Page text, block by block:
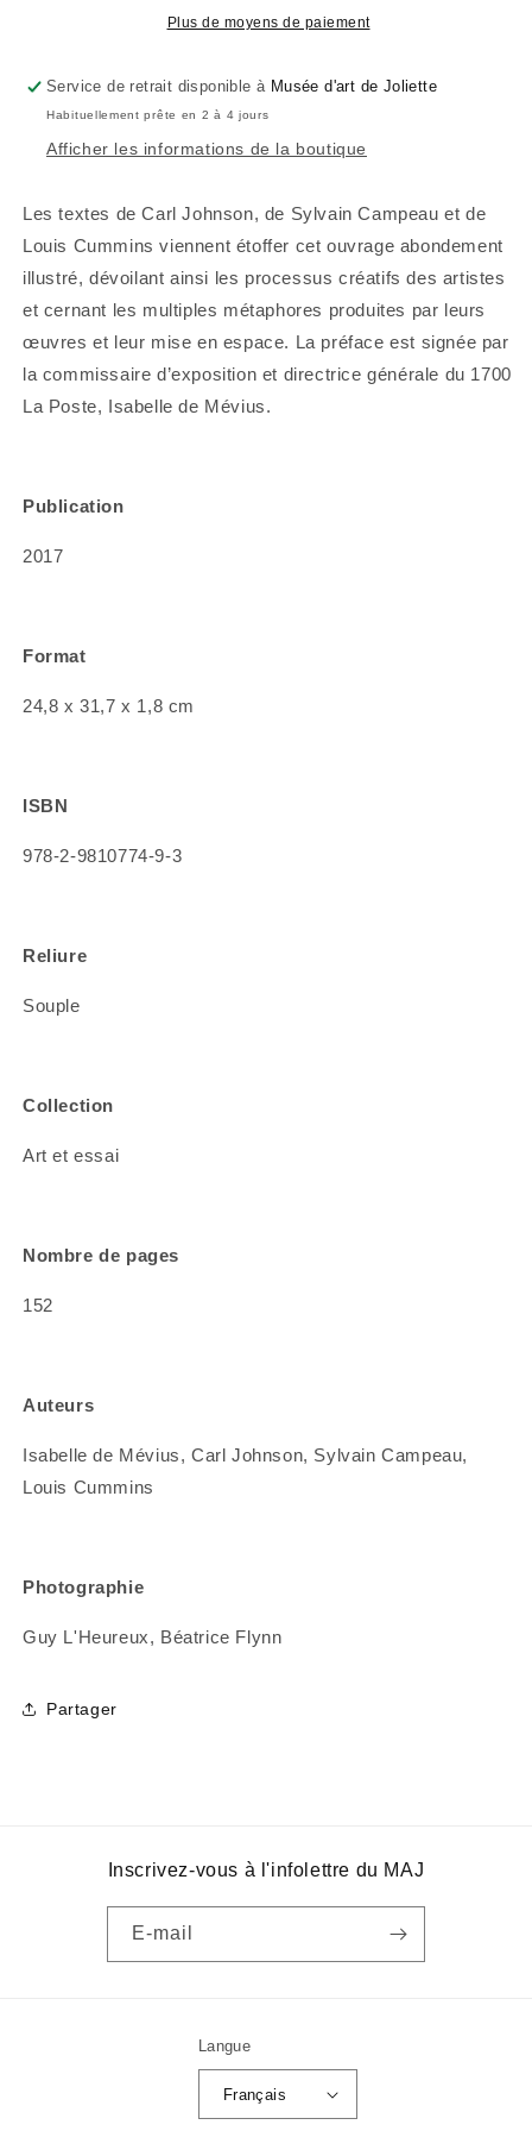
Plus de moyens de paiement
Service de retrait disponible à Musée d'art de Joliette
Habituellement prête en 2 à 4 jours
Afficher les informations de la boutique
Les textes de Carl Johnson, de Sylvain Campeau et de
Louis Cummins viennent étoffer cet ouvrage abondement
illustré, dévoilant ainsi les processus créatifs des artistes
et cernant les multiples métaphores produites par leurs
œuvres et leur mise en espace. La préface est signée par
la commissaire d’exposition et directrice générale du 1700
La Poste, Isabelle de Mévius.
Publication
2017
Format
24,8 x 31,7 x 1,8 cm
ISBN
978-2-9810774-9-3
Reliure
Souple
Collection
Art et essai
Nombre de pages
152
Auteurs
Isabelle de Mévius, Carl Johnson, Sylvain Campeau,
Louis Cummins
Photographie
Guy L'Heureux, Béatrice Flynn
Partager
Inscrivez-vous à l'infolettre du MAJ
E-mail
Langue
Français